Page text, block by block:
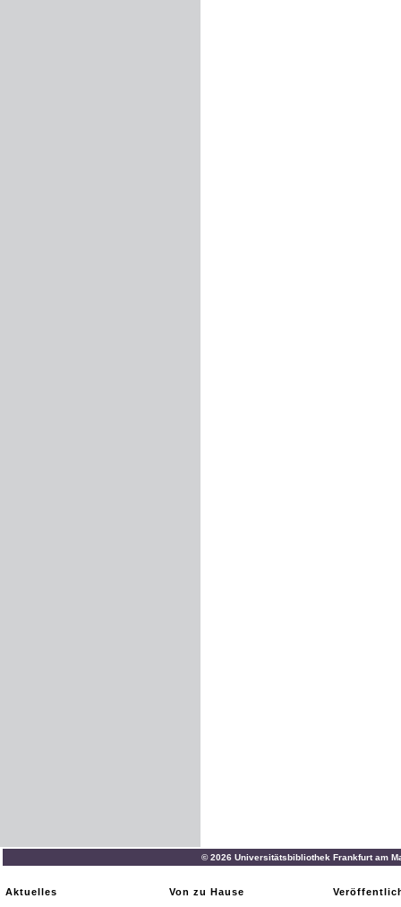
© 2026 Universitätsbibliothek Frankfurt am
Aktuelles
Von zu Hause